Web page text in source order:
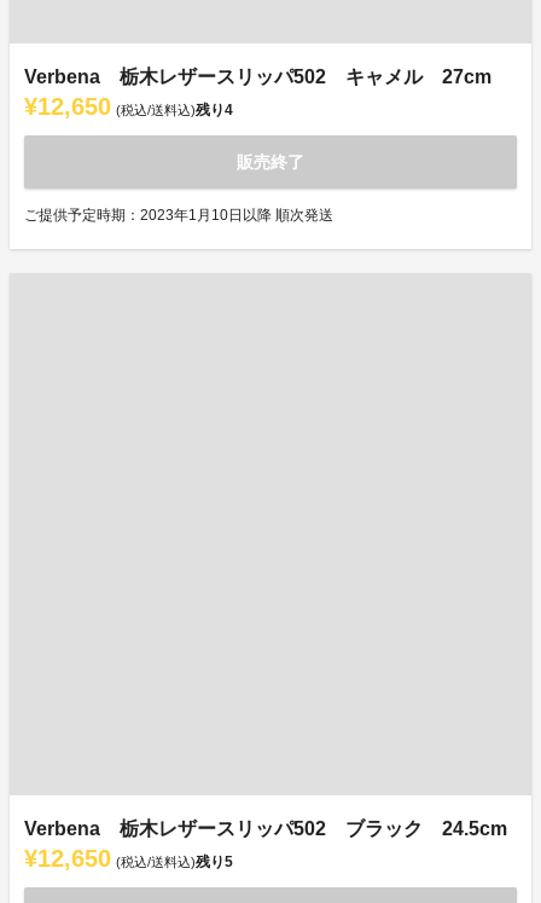
Verbena 栃木レザースリッパ502 キャメル 27cm
¥12,650 (税込/送料込)残り4
販売終了
ご提供予定時期：2023年1月10日以降 順次発送
Verbena 栃木レザースリッパ502 ブラック 24.5cm
¥12,650 (税込/送料込)残り5